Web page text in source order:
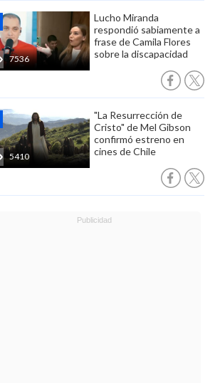
7536
Lucho Miranda
respondió sabiamente a
frase de Camila Flores
sobre la discapacidad
5410
"La Resurrección de
Cristo" de Mel Gibson
confirmó estreno en
cines de Chile